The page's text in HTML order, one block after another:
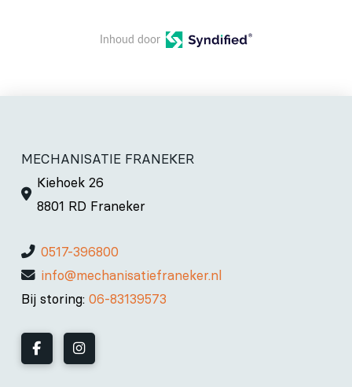
Inhoud door
MECHANISATIE FRANEKER
Kiehoek 26
8801 RD Franeker
0517-396800
info@mechanisatiefraneker.nl
Bij storing: 06-83139573